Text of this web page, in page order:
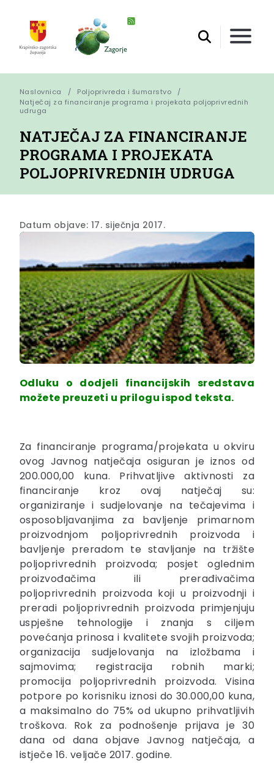
Naslovnica
Poljoprivreda i šumarstvo
Natječaj za financiranje programa i projekata poljoprivrednih
udruga
NATJEČAJ ZA FINANCIRANJE
PROGRAMA I PROJEKATA
POLJOPRIVREDNIH UDRUGA
Datum objave: 17. siječnja 2017.
Odluku o dodjeli financijskih sredstava
možete preuzeti u prilogu ispod teksta.
Za financiranje programa/projekata u okviru
ovog Javnog natječaja osiguran je iznos od
200.000,00 kuna. Prihvatljive aktivnosti za
financiranje kroz ovaj natječaj su:
organiziranje i sudjelovanje na tečajevima i
osposobljavanjima za bavljenje primarnom
proizvodnjom poljoprivrednih proizvoda i
bavljenje preradom te stavljanje na tržište
poljoprivrednih proizvoda; posjet oglednim
proizvođačima ili prerađivačima
poljoprivrednih proizvoda koji u proizvodnji i
preradi poljoprivrednih proizvoda primjenjuju
uspješne tehnologije i znanja s ciljem
povećanja prinosa i kvalitete svojih proizvoda;
organizacija sudjelovanja na izložbama i
sajmovima; registracija robnih marki;
promocija poljoprivrednih proizvoda. Visina
potpore po korisniku iznosi do 30.000,00 kuna,
a maksimalno do 75% od ukupno prihvatljivih
troškova. Rok za podnošenje prijava je 30
dana od dana objave Javnog natječaja, a
istječe 16. veljače 2017. godine.